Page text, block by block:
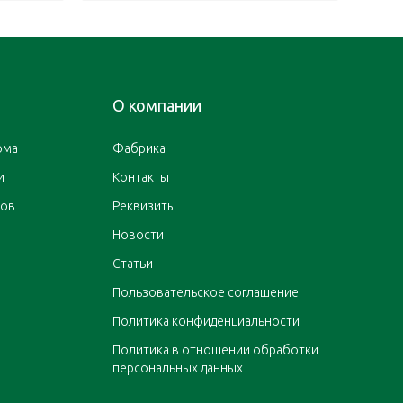
О компании
Фабрика
Контакты
Реквизиты
Новости
Статьи
Пользовательское соглашение
Политика конфиденциальности
Политика в отношении обработки
персональных данных